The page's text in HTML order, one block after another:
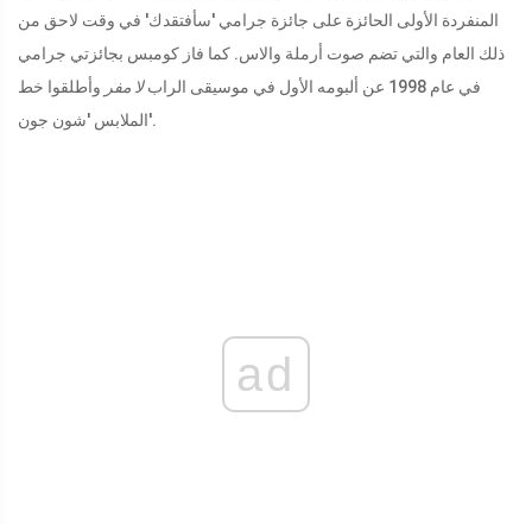
المنفردة الأولى الحائزة على جائزة جرامي 'سأفتقدك' في وقت لاحق من
ذلك العام والتي تضم صوت أرملة والاس. كما فاز كومبس بجائزتي جرامي
في عام 1998 عن ألبومه الأول في موسيقى الراب
لا مفر وأطلقوا خط
الملابس 'شون جون'.
ad